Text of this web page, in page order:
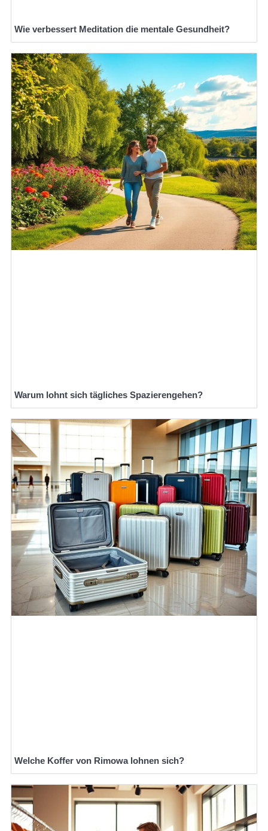
Wie verbessert Meditation die mentale Gesundheit?
Warum lohnt sich tägliches Spazierengehen?
Welche Koffer von Rimowa lohnen sich?